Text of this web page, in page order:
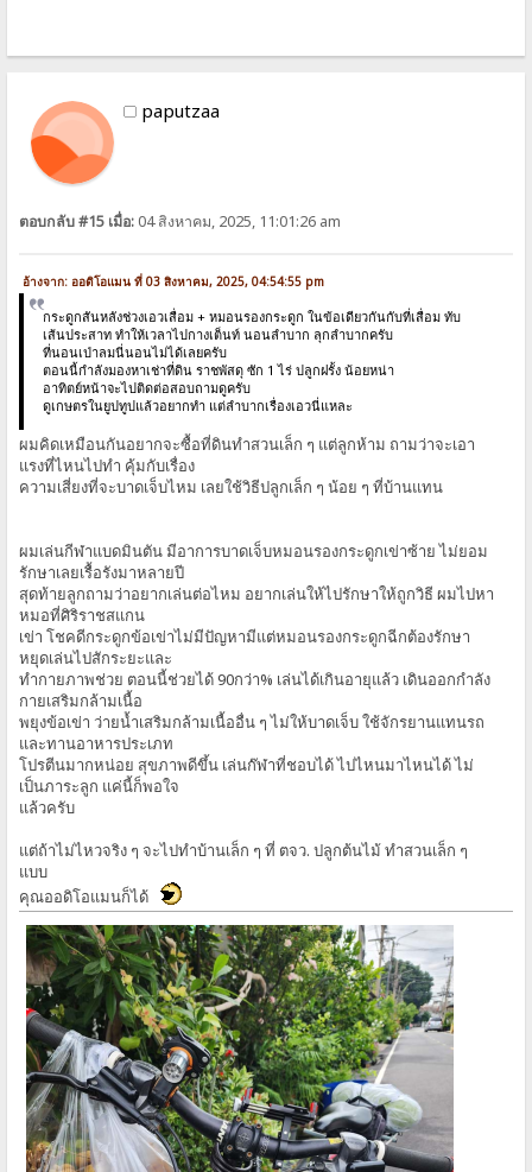
paputzaa
ตอบกลับ #15 เมื่อ: 04 สิงหาคม, 2025, 11:01:26 am
อ้างจาก: ออดิโอแมน ที่ 03 สิงหาคม, 2025, 04:54:55 pm
กระดูกสันหลังช่วงเอวเสื่อม + หมอนรองกระดูก ในข้อเดียวกันกับที่เสื่อม ทับ
เส้นประสาท ทำให้เวลาไปกางเต็นท์ นอนลำบาก ลุกลำบากครับ
ที่นอนเป่าลมนี่นอนไม่ได้เลยครับ
ตอนนี้กำลังมองหาเช่าที่ดิน ราชพัสดุ ซัก 1 ไร่ ปลูกฝรั้ง น้อยหน่า
อาทิตย์หน้าจะไปติดต่อสอบถามดูครับ
ดูเกษตรในยูปทูปแล้วอยากทำ แต่ลำบากเรื่องเอวนี่แหละ
ผมคิดเหมือนกันอยากจะซื้อที่ดินทำสวนเล็ก ๆ แต่ลูกห้าม ถามว่าจะเอา
แรงที่ไหนไปทำ คุ้มกับเรื่อง
ความเสี่ยงที่จะบาดเจ็บไหม เลยใช้วิธีปลูกเล็ก ๆ น้อย ๆ ที่บ้านแทน
ผมเล่นกีฬาแบดมินตัน มีอาการบาดเจ็บหมอนรองกระดูกเข่าซ้าย ไม่ยอม
รักษาเลยเรื้อรังมาหลายปี
สุดท้ายลูกถามว่าอยากเล่นต่อไหม อยากเล่นให้ไปรักษาให้ถูกวิธี ผมไปหา
หมอที่ศิริราชสแกน
เข่า โชคดีกระดูกข้อเข่าไม่มีปัญหามีแต่หมอนรองกระดูกฉีกต้องรักษา
หยุดเล่นไปสักระยะและ
ทำกายภาพช่วย ตอนนี้ช่วยได้ 90กว่า% เล่นได้เกินอายุแล้ว เดินออกกำลัง
กายเสริมกล้ามเนื้อ
พยุงข้อเข่า ว่ายน้ำเสริมกล้ามเนื้ออื่น ๆ ไม่ให้บาดเจ็บ ใช้จักรยานแทนรถ
และทานอาหารประเภท
โปรตีนมากหน่อย สุขภาพดีขึ้น เล่นก๊ฬาที่ชอบได้ ไปไหนมาไหนได้ ไม่
เป็นภาระลูก แค่นี้ก็พอใจ
แล้วครับ
แต่ถ้าไม่ไหวจริง ๆ จะไปทำบ้านเล็ก ๆ ที่ ตจว. ปลูกต้นไม้ ทำสวนเล็ก ๆ
แบบ
คุณออดิโอแมนก็ได้